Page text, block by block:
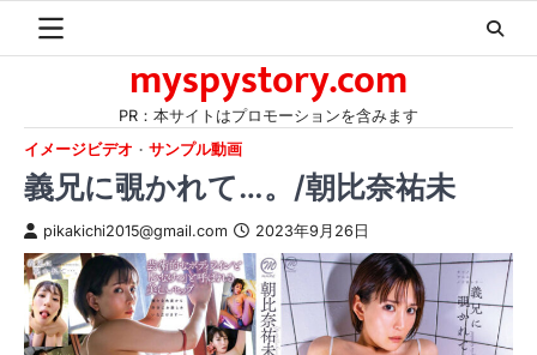
myspystory.com
PR：本サイトはプロモーションを含みます
イメージビデオ
サンプル動画
義兄に覗かれて…。/朝比奈祐未
pikakichi2015@gmail.com 2023年9月26日